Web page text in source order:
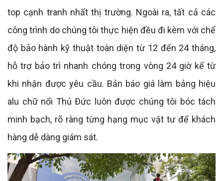
top cạnh tranh nhất thị trường. Ngoài ra, tất cả các
công trình do chúng tôi thực hiện đều đi kèm với chế
độ bảo hành kỹ thuật toàn diện từ 12 đến 24 tháng,
hỗ trợ bảo trì nhanh chóng trong vòng 24 giờ kể từ
khi nhận được yêu cầu. Bản báo giá làm bảng hiệu
alu chữ nổi Thủ Đức luôn được chúng tôi bóc tách
minh bạch, rõ ràng từng hạng mục vật tư để khách
hàng dễ dàng giám sát.